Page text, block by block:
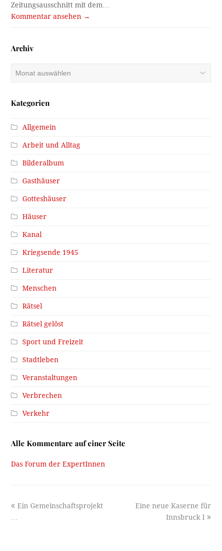
Zeitungsausschnitt mit dem…
Kommentar ansehen →
Archiv
Kategorien
Allgemein
Arbeit und Alltag
Bilderalbum
Gasthäuser
Gotteshäuser
Häuser
Kanal
Kriegsende 1945
Literatur
Menschen
Rätsel
Rätsel gelöst
Sport und Freizeit
Stadtleben
Veranstaltungen
Verbrechen
Verkehr
Alle Kommentare auf einer Seite
Das Forum der ExpertInnen
previous
Ein Gemeinschaftsprojekt
next
Eine neue Kaserne für
Innsbruck I